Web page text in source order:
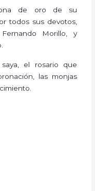
de oro de su
todos sus devotos,
Morillo, y
el rosario que
las monjas